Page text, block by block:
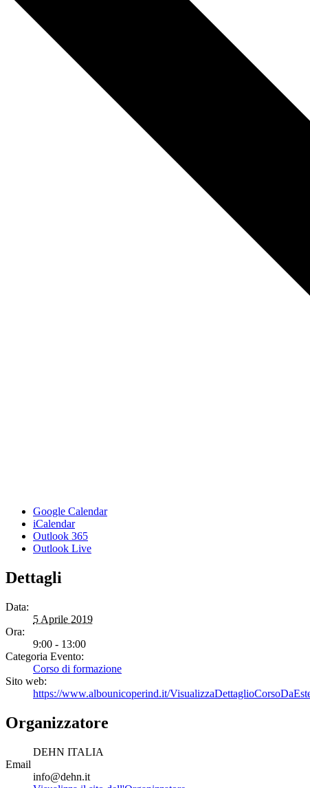
Google Calendar
iCalendar
Outlook 365
Outlook Live
Dettagli
Data:
5 Aprile 2019
Ora:
9:00 - 13:00
Categoria Evento:
Corso di formazione
Sito web:
https://www.albounicoperind.it/
Organizzatore
DEHN ITALIA
Email
info@dehn.it